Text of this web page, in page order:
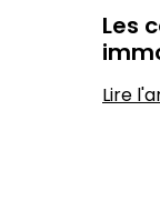
Les
Lire